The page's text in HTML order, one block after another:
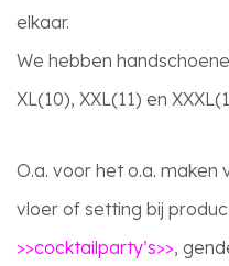
elkaar.
We hebben
XL(10), XXL(11) en
O.a. voor het o.a.
vloer of setting bij
>>cocktailparty’s>>,